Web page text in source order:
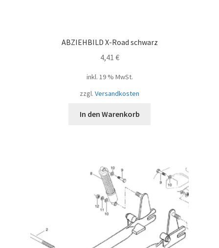
ABZIEHBILD X-Road schwarz
4,41 €
inkl. 19 % MwSt.
zzgl. Versandkosten
In den Warenkorb